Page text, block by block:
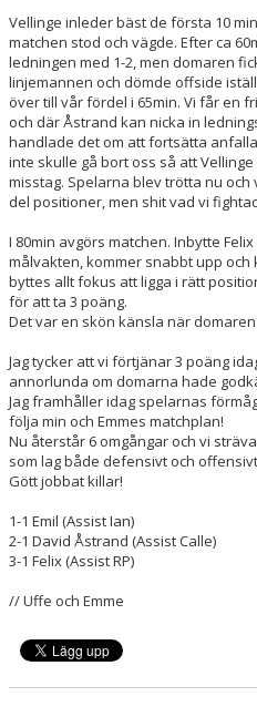
Vellinge inleder bäst de första 10
matchen stod och vägde. Efter ca
ledningen med 1-2, men domaren
linjemannen och dömde offside
över till vår fördel i 65min. Vi får en
och där Åstrand kan nicka in
handlade det om att fortsätta
inte skulle gå bort oss så att
misstag. Spelarna blev trötta nu
del positioner, men shit vad vi
I 80min avgörs matchen. Inbytte
målvakten, kommer snabbt upp och
byttes allt fokus att ligga i rätt
för att ta 3 poäng.
Det var en skön känsla när
Jag tycker att vi förtjänar 3 poäng
annorlunda om domarna hade
Jag framhåller idag spelarnas
följa min och Emmes matchplan!
Nu återstår 6 omgångar och vi
som lag både defensivt och
Gött jobbat killar!
1-1 Emil (Assist Ian)
2-1 David Åstrand (Assist Calle)
3-1 Felix (Assist RP)
// Uffe och Emme